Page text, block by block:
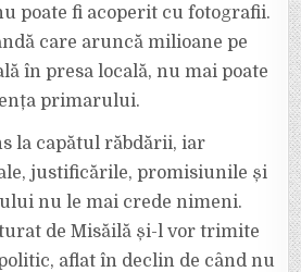
poate fi acoperit cu fotografii.
care aruncă milioane pe
în presa locală, nu mai poate
primarului.
la capătul răbdării, iar
justificările, promisiunile și
nu le mai crede nimeni.
de Misăilă și-l vor trimite
aflat în declin de când nu